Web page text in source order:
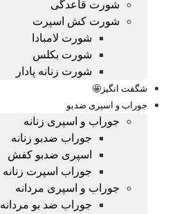
شورت قاعدگی
شورت کش اسپرت
شورت لامبادا
شورت بکلس
شورت زنانه پادار
شگفت انگیز🤩
جوراب و اسپری ضدبو
جوراب و اسپری زنانه
جوراب ضدبو زنانه
اسپری ضدبو کفش
جوراب اسپرت زنانه
جوراب و اسپری مردانه
جوراب ضد بو مردانه